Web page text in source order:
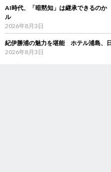
AI時代、「暗黙知」は継承できるの
ル
2026年8月3日
紀伊勝浦の魅力を堪能 ホテル浦島、
2026年8月3日